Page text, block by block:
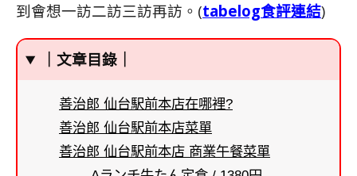
到會想一訪二訪三訪再訪。(tabelog食評連結)
｜文章目錄｜
善治郎 仙台駅前本店在哪裡?
善治郎 仙台駅前本店菜單
善治郎 仙台駅前本店 商業午餐菜單